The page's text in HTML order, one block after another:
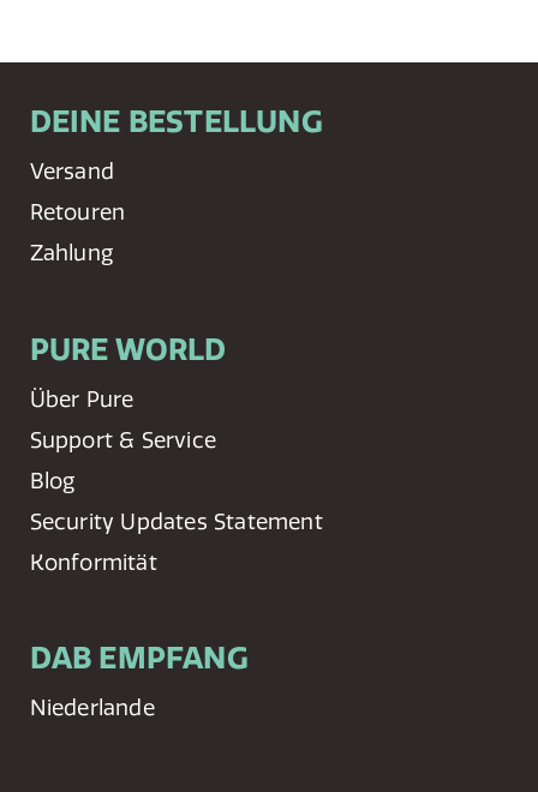
DEINE BESTELLUNG
Versand
Retouren
Zahlung
PURE WORLD
Über Pure
Support & Service
Blog
Security Updates Statement
Konformität
DAB EMPFANG
Niederlande